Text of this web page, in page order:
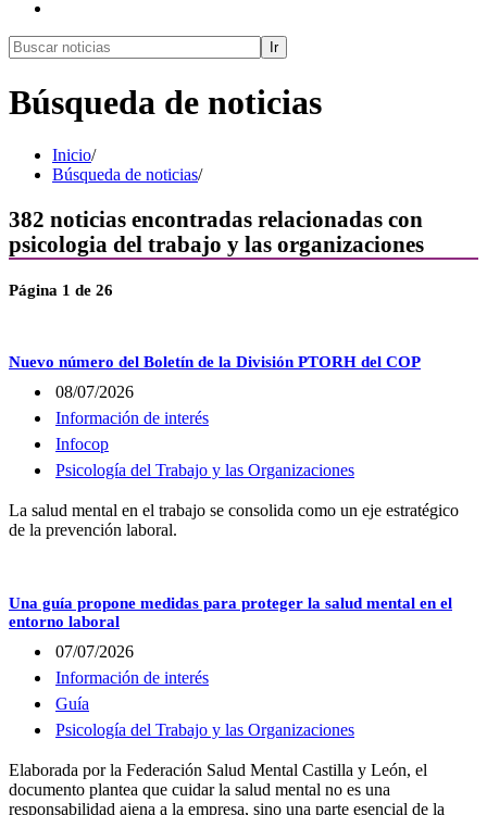
Ir
Búsqueda de noticias
Inicio/
Búsqueda de noticias/
382 noticias encontradas relacionadas con
psicologia del trabajo y las organizaciones
Página 1 de 26
Nuevo número del Boletín de la División PTORH del COP
08/07/2026
Información de interés
Infocop
Psicología del Trabajo y las Organizaciones
La salud mental en el trabajo se consolida como un eje estratégico
de la prevención laboral.
Una guía propone medidas para proteger la salud mental en el
entorno laboral
07/07/2026
Información de interés
Guía
Psicología del Trabajo y las Organizaciones
Elaborada por la Federación Salud Mental Castilla y León, el
documento plantea que cuidar la salud mental no es una
responsabilidad ajena a la empresa, sino una parte esencial de la